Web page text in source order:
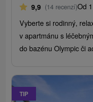
9,9 (14 recenzí)Od
Vyberte si rodinný,
v apartmánu s
do bazénu Olympic či
TIP